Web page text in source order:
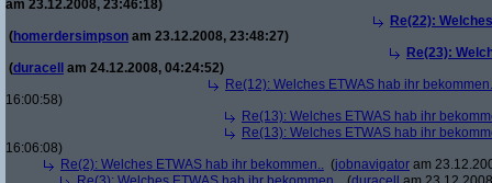
am 23.12.2008, 23:46:18)
Re(22):
(homerdersimpson am 23.12.2008, 23:48:27)
Re(23):
(duracell
am 24.12.2008, 04:24:52)
Re(12): Welches ETWAS hab ihr
16:00:58)
Re(13): Welches ETWAS hab ihr
Re(13): Welches ETWAS hab ihr
16:06:08)
Re(2): Welches ETWAS hab ihr bekommen.. (jobnavigator am